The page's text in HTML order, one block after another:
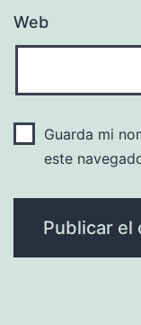
Web
Guarda mi
este